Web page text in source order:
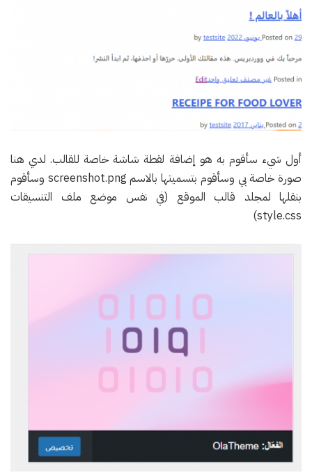
أول شيء سأقوم به هو إضافة لقطة شاشة خاصة للقالب. لدي هنا
صورة خاصة بي وسأقوم بتسميتها بالاسم screenshot.png وسأقوم
بنقلها لمجلد قالب الموقع (في نفس موضع ملف التنسيقات
style.css)